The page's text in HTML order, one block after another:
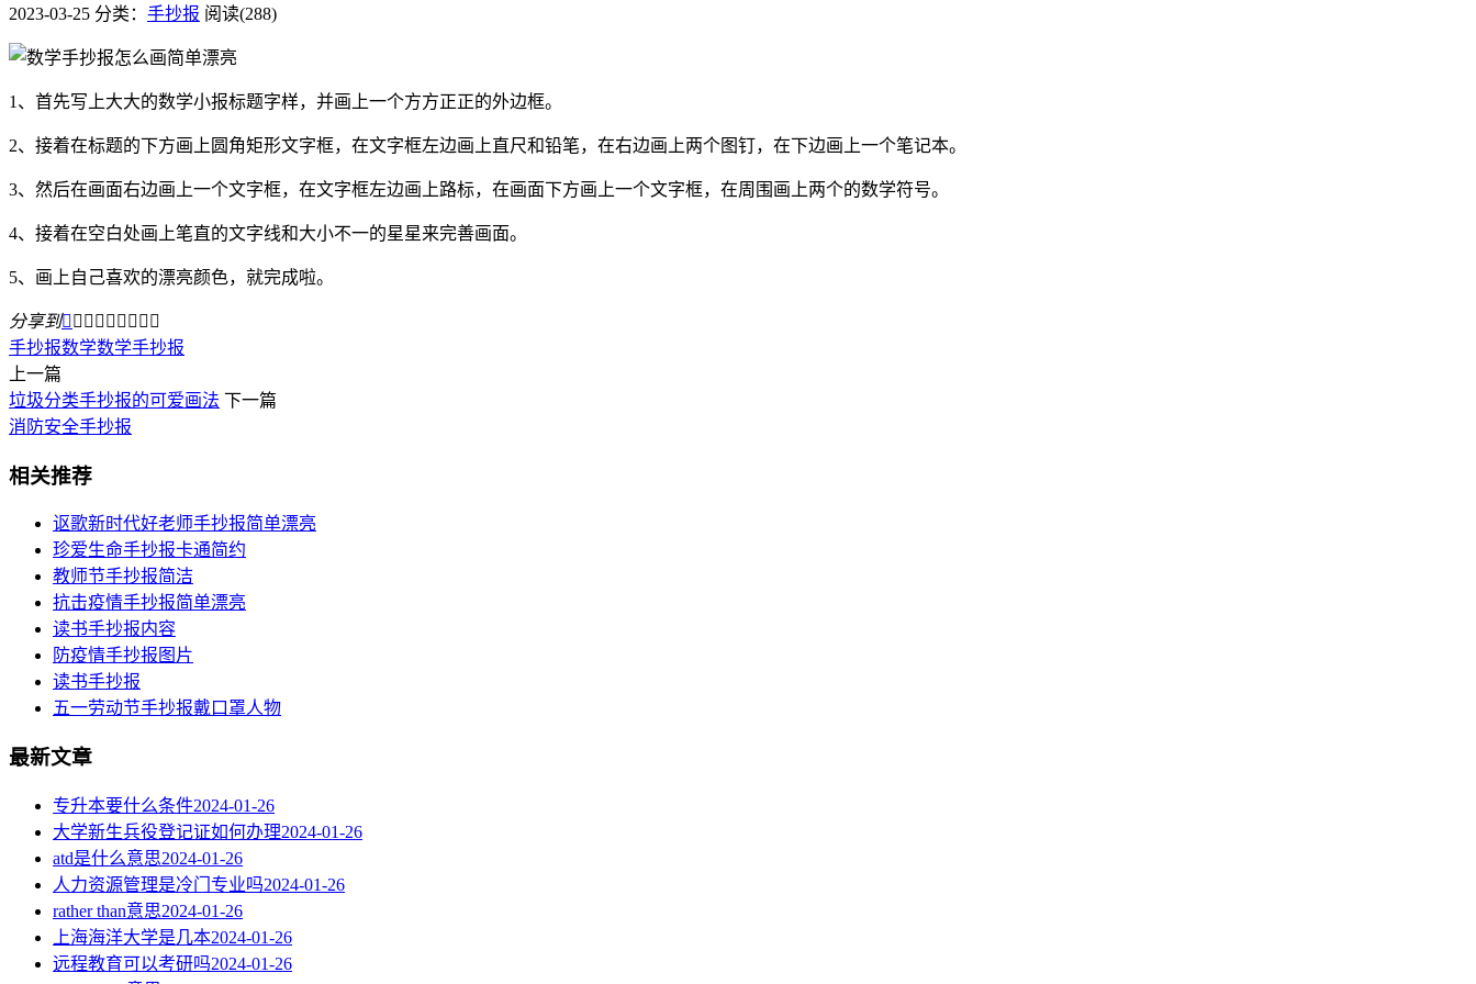
2023-03-25 分类： 手抄报 阅读(288)
1、首先写上大大的数学小报标题字样，并画上一个方方正正的外边框。
2、接着在标题的下方画上圆角矩形文字框，在文字框左边画上直尺和铅笔，在右边画上两个图钉，在下边画上一个笔记本。
3、然后在画面右边画上一个文字框，在文字框左边画上路标，在画面下方画上一个文字框，在周围画上两个的数学符号。
4、接着在空白处画上笔直的文字线和大小不一的星星来完善画面。
5、画上自己喜欢的漂亮颜色，就完成啦。
分享到        
手抄报数学数学手抄报
上一篇
垃圾分类手抄报的可爱画法 下一篇
消防安全手抄报
相关推荐
讴歌新时代好老师手抄报简单漂亮
珍爱生命手抄报卡通简约
教师节手抄报简洁
抗击疫情手抄报简单漂亮
读书手抄报内容
​防疫情手抄报图片
读书手抄报
五一劳动节手抄报戴口罩人物
最新文章
专升本要什么条件2024-01-26
大学新生兵役登记证如何办理2024-01-26
atd是什么意思2024-01-26
人力资源管理是冷门专业吗2024-01-26
rather than意思2024-01-26
上海海洋大学是几本2024-01-26
远程教育可以考研吗2024-01-26